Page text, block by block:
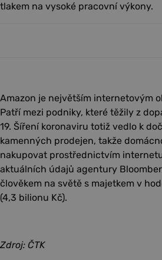
tlakem na vysoké pracovní výkony.
Amazon je největším internetovým
Patří mezi podniky, které těžily z
19. Šíření koronaviru totiž vedlo k
kamenných prodejen, takže
nakupovat prostřednictvím
aktuálních údajů agentury
člověkem na světě s majetkem v
(4,3 bilionu Kč).
Zdroj: ČTK